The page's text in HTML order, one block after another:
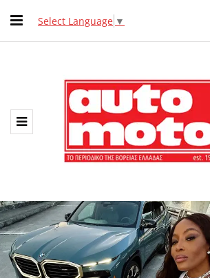
Select Language ▼